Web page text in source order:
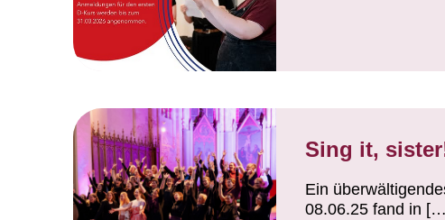
Sing it,
Ein
08.06.25 fand in